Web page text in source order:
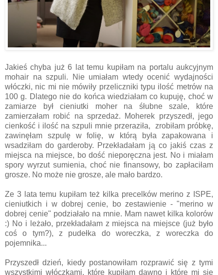
Jakieś chyba już 6 lat temu kupiłam na portalu aukcyjnym
mohair na szpuli. Nie umiałam wtedy ocenić wydajności
włóczki, nic mi nie mówiły przeliczniki typu ilość metrów na
100 g. Dlatego nie do końca wiedziałam co kupuję, choć w
zamiarze był cieniutki moher na śłubne szale, które
zamierzałam robić na sprzedaż. Moherek przyszedł, jego
cienkość i ilość na szpuli mnie przeraziła, zrobiłam próbkę,
zawinęłam szpulę w folię, w którą była zapakowana i
wsadziłam do garderoby. Przekładałam ją co jakiś czas z
miejsca na miejsce, bo dość nieporęczna jest. No i miałam
spory wyrzut sumienia, choć nie finansowy, bo zapłaciłam
grosze. No może nie grosze, ale mało bardzo.
Ze 3 lata temu kupiłam też kilka precelków merino z ISPE,
cieniutkich i w dobrej cenie, bo zestawienie - "merino w
dobrej cenie" podziałało na mnie. Mam nawet kilka kolorów
:) No i leżało, przekładałam z miejsca na miejsce (już było
coś o tym?), z pudełka do woreczka, z woreczka do
pojemnika...
Przyszedł dzień, kiedy postanowiłam rozprawić się z tymi
wszystkimi włóczkami, które kupiłam dawno i które mi się